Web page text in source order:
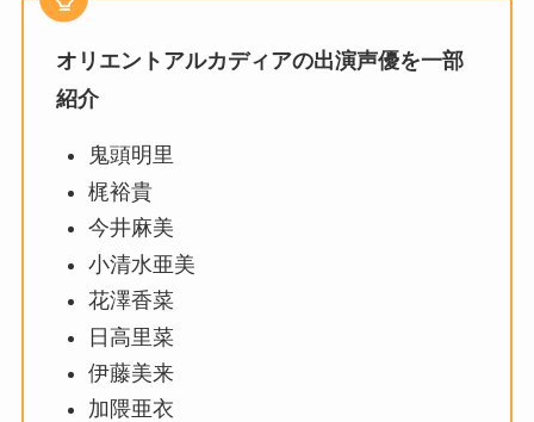
オリエントアルカディアの出演声優を一部
紹介
鬼頭明里
梶裕貴
今井麻美
小清水亜美
花澤香菜
日高里菜
伊藤美来
加隈亜衣